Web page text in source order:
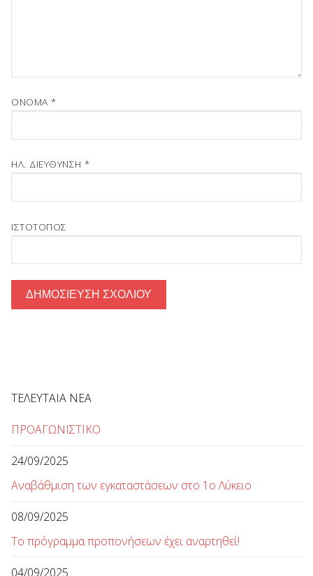
ΌΝΟΜΑ *
ΗΛ. ΔΙΕΎΘΥΝΣΗ *
ΙΣΤΌΤΟΠΟΣ
ΤΕΛΕΥΤΑΙΑ ΝΕΑ
ΠΡΟΑΓΩΝΙΣΤΙΚΟ
24/09/2025
Αναβάθμιση των εγκαταστάσεων στο 1ο Λύκειο
08/09/2025
Το πρόγραμμα προπονήσεων έχει αναρτηθεί!
04/09/2025